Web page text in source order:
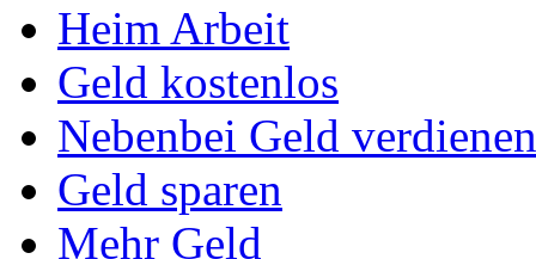
Heim Arbeit
Geld kostenlos
Nebenbei Geld verdienen
Geld sparen
Mehr Geld